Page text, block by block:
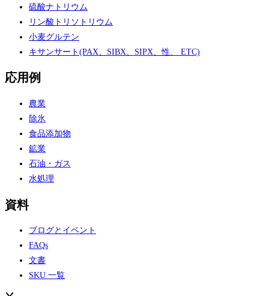
硫酸ナトリウム
リン酸トリソトリウム
小麦グルテン
キサンサート(PAX、SIBX、SIPX、性、 ETC)
応用例
農業
除氷
食品添加物
鉱業
石油・ガス
水処理
資料
ブログとイベント
FAQs
文書
SKU 一覧